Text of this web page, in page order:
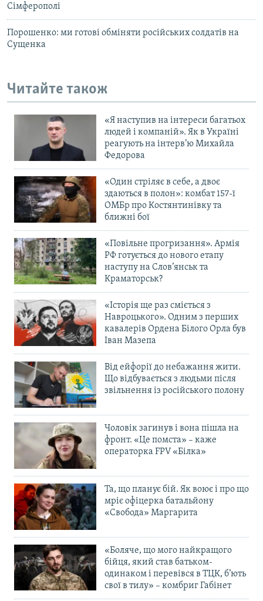
Сімферополі
Порошенко: ми готові обміняти російських солдатів на
Сущенка
Читайте також
«Я наступив на інтереси багатьох
людей і компаній». Як в Україні
реагують на інтерв’ю Михайла
Федорова
«Один стріляє в себе, а двоє
здаються в полон»: комбат 157-ї
ОМБр про Костянтинівку та
ближні бої
«Повільне прогризання». Армія
РФ готується до нового етапу
наступу на Слов’янськ та
Краматорськ?
«Історія ще раз сміється з
Навроцького». Одним з перших
кавалерів Ордена Білого Орла був
Іван Мазепа
Від ейфорії до небажання жити.
Що відбувається з людьми після
звільнення із російського полону
Чоловік загинув і вона пішла на
фронт. «Це помста» – каже
операторка FPV «Білка»
Та, що планує бій. Як воює і про що
мріє офіцерка батальйону
«Свобода» Маргарита
«Боляче, що мого найкращого
бійця, який став батьком-
одинаком і перевівся в ТЦК, б’ють
свої в тилу» – комбриг Габінет